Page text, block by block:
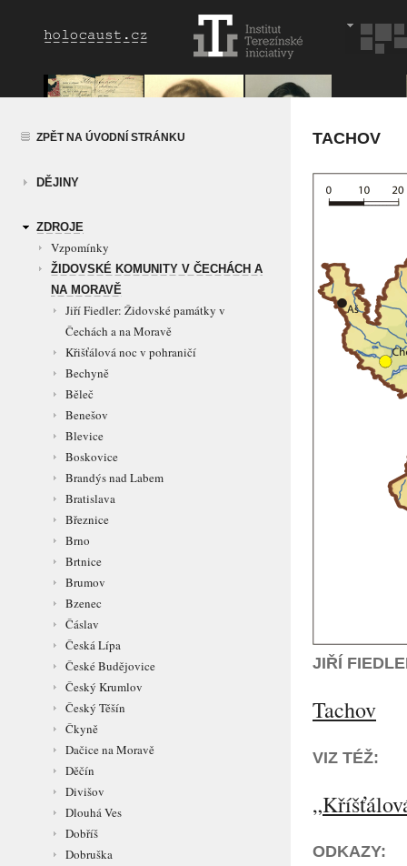
ZPĚT NA ÚVODNÍ STRÁNKU
DĚJINY
ZDROJE
Vzpomínky
ŽIDOVSKÉ KOMUNITY V ČECHÁCH A
NA MORAVĚ
Jiří Fiedler: Židovské památky v
Čechách a na Moravě
Křišťálová noc v pohraničí
Bechyně
Běleč
Benešov
Blevice
Boskovice
Brandýs nad Labem
Bratislava
Březnice
Brno
Brtnice
Brumov
Bzenec
Čáslav
Česká Lípa
České Budějovice
Český Krumlov
Český Těšín
Čkyně
Dačice na Moravě
Děčín
Divišov
Dlouhá Ves
Dobříš
Dobruška
TACHOV
JIŘÍ
Tachov
VIZ TÉŽ:
ODKAZY: